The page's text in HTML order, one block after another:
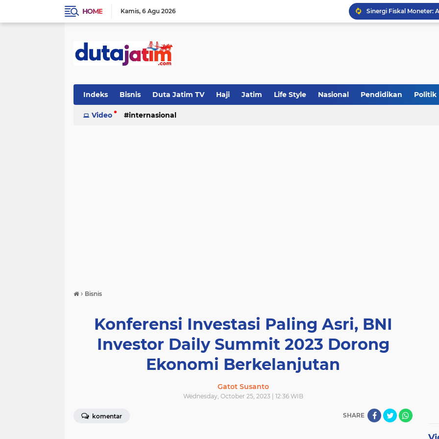
HOME Kamis 6 Agu 2026
Sinergi Fiskal Moneter:
JakOne Mobile Antar
Indeks Bisnis Duta Jatim TV Haji Jatim Life Style Nasional Pendidikan Politik
Video internasional
› Bisnis
Konferensi Investasi Paling Asri, BNI
Investor Daily Summit 2023 Dorong
Ekonomi Berkelanjutan
Gatot Susanto
Wednesday, October 25, 2023 | 12:36 WIB
komentar SHARE